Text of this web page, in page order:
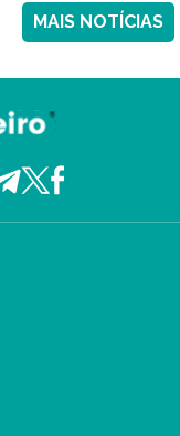
MAIS NOTÍCIAS